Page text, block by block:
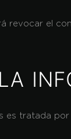
revocar el
tratada por